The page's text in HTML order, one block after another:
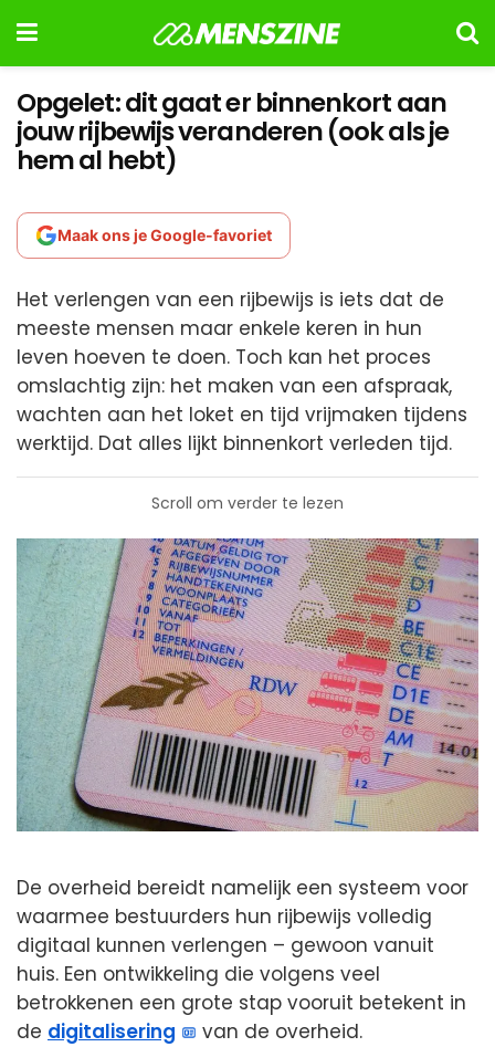
Opgelet: dit gaat er binnenkort aan
jouw rijbewijs veranderen (ook als je
hem al hebt)
Maak ons je Google-favoriet
Het verlengen van een rijbewijs is iets dat de
meeste mensen maar enkele keren in hun
leven hoeven te doen. Toch kan het proces
omslachtig zijn: het maken van een afspraak,
wachten aan het loket en tijd vrijmaken tijdens
werktijd. Dat alles lijkt binnenkort verleden tijd.
Scroll om verder te lezen
De overheid bereidt namelijk een systeem voor
waarmee bestuurders hun rijbewijs volledig
digitaal kunnen verlengen – gewoon vanuit
huis. Een ontwikkeling die volgens veel
betrokkenen een grote stap vooruit betekent in
de digitalisering
van de overheid.